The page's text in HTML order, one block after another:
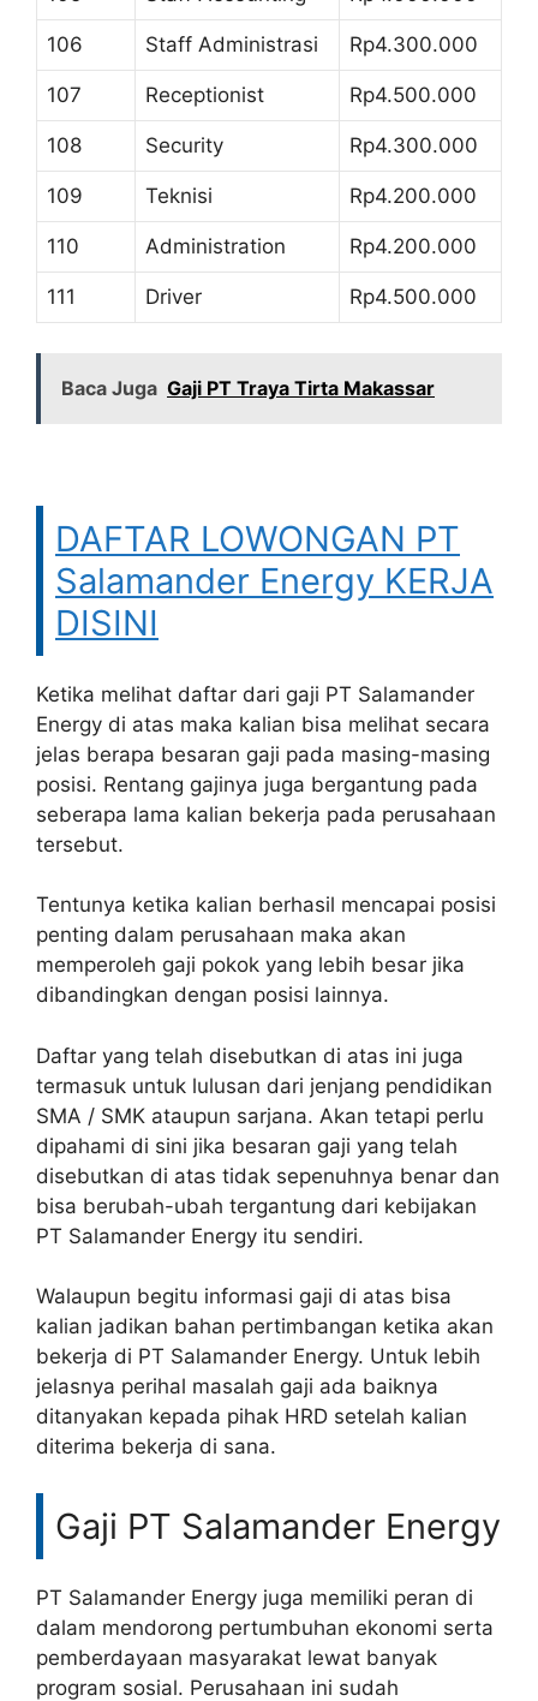
106 Staff Administrasi Rp4.300.000
107 Receptionist Rp4.500.000
108 Security Rp4.300.000
109 Teknisi Rp4.200.000
110 Administration Rp4.200.000
111 Driver Rp4.500.000
Baca Juga Gaji PT Traya Tirta Makassar
DAFTAR LOWONGAN PT
Salamander Energy KERJA
DISINI
Ketika melihat daftar dari gaji PT Salamander
Energy di atas maka kalian bisa melihat secara
jelas berapa besaran gaji pada masing-masing
posisi. Rentang gajinya juga bergantung pada
seberapa lama kalian bekerja pada perusahaan
tersebut.
Tentunya ketika kalian berhasil mencapai posisi
penting dalam perusahaan maka akan
memperoleh gaji pokok yang lebih besar jika
dibandingkan dengan posisi lainnya.
Daftar yang telah disebutkan di atas ini juga
termasuk untuk lulusan dari jenjang pendidikan
SMA / SMK ataupun sarjana. Akan tetapi perlu
dipahami di sini jika besaran gaji yang telah
disebutkan di atas tidak sepenuhnya benar dan
bisa berubah-ubah tergantung dari kebijakan
PT Salamander Energy itu sendiri.
Walaupun begitu informasi gaji di atas bisa
kalian jadikan bahan pertimbangan ketika akan
bekerja di PT Salamander Energy. Untuk lebih
jelasnya perihal masalah gaji ada baiknya
ditanyakan kepada pihak HRD setelah kalian
diterima bekerja di sana.
Gaji PT Salamander Energy
PT Salamander Energy juga memiliki peran di
dalam mendorong pertumbuhan ekonomi serta
pemberdayaan masyarakat lewat banyak
program sosial. Perusahaan ini sudah